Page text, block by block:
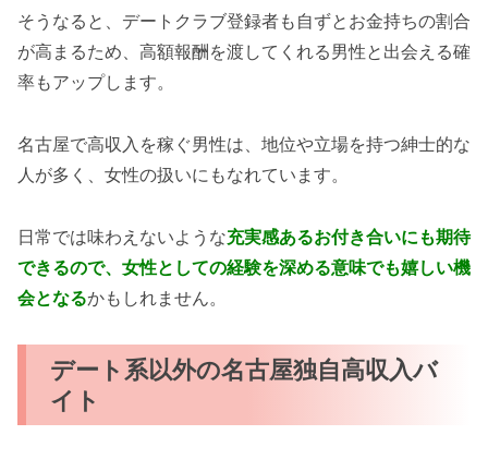
そうなると、デートクラブ登録者も自ずとお金持ちの割合
が高まるため、高額報酬を渡してくれる男性と出会える確
率もアップします。
名古屋で高収入を稼ぐ男性は、地位や立場を持つ紳士的な
人が多く、女性の扱いにもなれています。
日常では味わえないような充実感あるお付き合いにも期待
できるので、女性としての経験を深める意味でも嬉しい機
会となるかもしれません。
デート系以外の名古屋独自高収入バ
イト